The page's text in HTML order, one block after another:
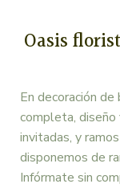
Oasis
En decoración
completa, diseño
invitadas, y
disponemos de
Infórmate sin